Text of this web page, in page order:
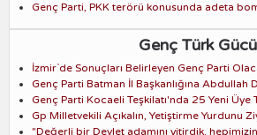
Genç Parti, PKK terörü konusunda adeta
Genç Türk Gücü
İzmir`de Sonuçları Belirleyen Genç Parti
Genç Parti Batman İl Başkanlığına Abdullah
Genç Parti Kocaeli Teşkilatı'nda 25 Yeni Üye
Gp Milletvekili Açıkalın, Yetiştirme Yurdunu
"Değerli bir Devlet adamını yitirdik,